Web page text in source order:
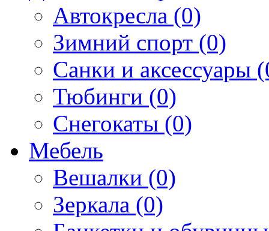
Автокресла (0)
Зимний спорт (0)
Санки и аксессуары
Тюбинги (0)
Снегокаты (0)
Мебель
Вешалки (0)
Зеркала (0)